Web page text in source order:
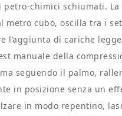
chimici schiumati.
cubo, oscilla tra i
l’aggiunta di cariche
manuale della
seguendo il palmo,
in posizione senza un
in modo repentino,